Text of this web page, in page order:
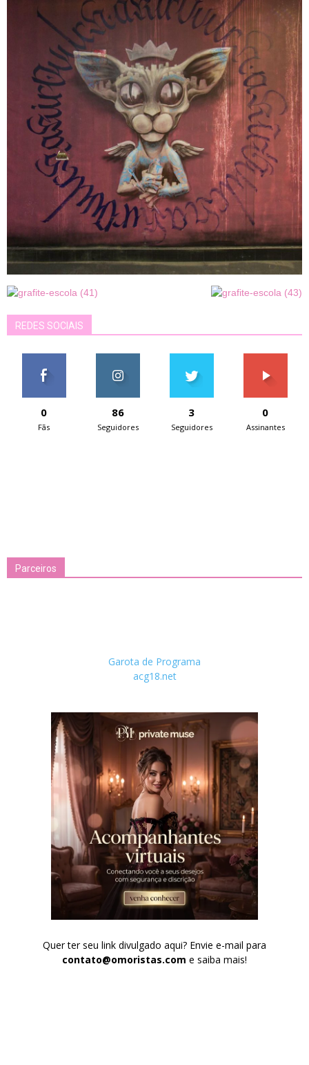
REDES SOCIAIS
0
Fãs
86
Seguidores
3
Seguidores
0
Assinantes
Parceiros
Garota de Programa
acg18.net
Quer ter seu link divulgado aqui? Envie e-mail para
contato@omoristas.com e saiba mais!